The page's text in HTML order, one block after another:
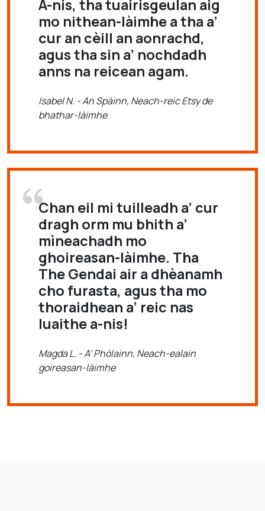
A-nis, tha tuairisgeulan aig
mo nithean-làimhe a tha a’
cur an cèill an aonrachd,
agus tha sin a’ nochdadh
anns na reicean agam.
Isabel N. - An Spàinn, Neach-reic Etsy de
bhathar-làimhe
Chan eil mi tuilleadh a’ cur
dragh orm mu bhith a’
mìneachadh mo
ghoireasan-làimhe. Tha
The Gendai air a dhèanamh
cho furasta, agus tha mo
thoraidhean a’ reic nas
luaithe a-nis!
Magda L. - A’ Phòlainn, Neach-ealain
goireasan-làimhe